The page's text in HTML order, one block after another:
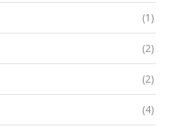
(1)
(2)
(2)
(4)